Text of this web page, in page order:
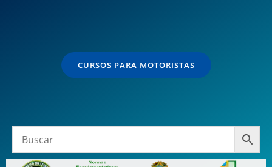
CURSOS PARA MOTORISTAS